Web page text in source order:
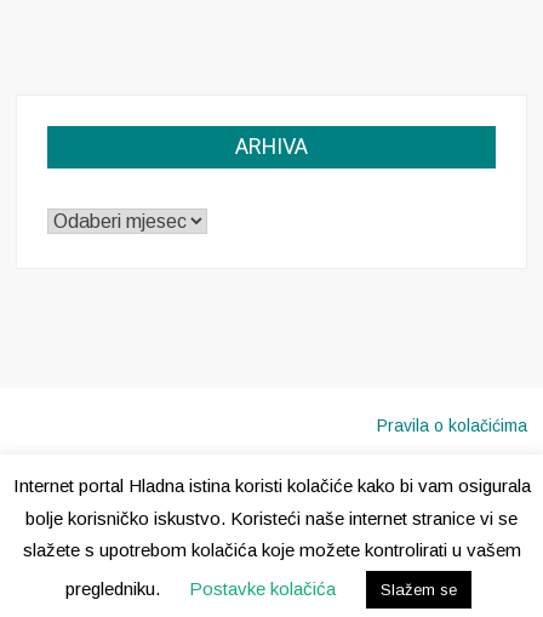
ARHIVA
ARHIVA
Pravila o kolačićima
Internet portal Hladna istina koristi kolačiće kako bi vam osigurala
bolje korisničko iskustvo. Koristeći naše internet stranice vi se
slažete s upotrebom kolačića koje možete kontrolirati u vašem
pregledniku.
Postavke kolačića Slažem se
Copyright © 2020 · Sva prava pridržana · Hladna Istina